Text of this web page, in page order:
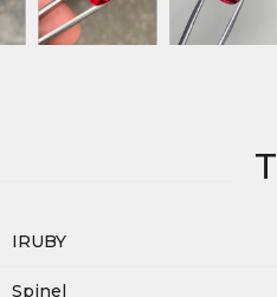
IRUBY
Spinel